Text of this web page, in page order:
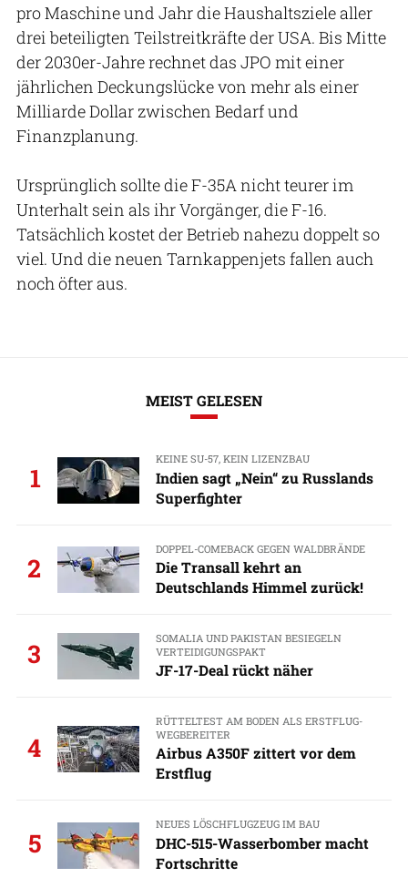
pro Maschine und Jahr die Haushaltsziele aller
drei beteiligten Teilstreitkräfte der USA. Bis Mitte
der 2030er-Jahre rechnet das JPO mit einer
jährlichen Deckungslücke von mehr als einer
Milliarde Dollar zwischen Bedarf und
Finanzplanung.
Ursprünglich sollte die F-35A nicht teurer im
Unterhalt sein als ihr Vorgänger, die F-16.
Tatsächlich kostet der Betrieb nahezu doppelt so
viel. Und die neuen Tarnkappenjets fallen auch
noch öfter aus.
MEIST GELESEN
1
KEINE SU-57, KEIN LIZENZBAU
Indien sagt „Nein“ zu Russlands
Superfighter
2
DOPPEL-COMEBACK GEGEN WALDBRÄNDE
Die Transall kehrt an
Deutschlands Himmel zurück!
3
SOMALIA UND PAKISTAN BESIEGELN
VERTEIDIGUNGSPAKT
JF-17-Deal rückt näher
4
RÜTTELTEST AM BODEN ALS ERSTFLUG-
WEGBEREITER
Airbus A350F zittert vor dem
Erstflug
5
NEUES LÖSCHFLUGZEUG IM BAU
DHC-515-Wasserbomber macht
Fortschritte